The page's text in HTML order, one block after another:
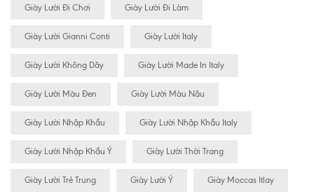
Giày Lười Đi Chơi Giày Lười Đi Làm
Giày Lười Gianni Conti Giày Lười Italy
Giày Lười Không Dây Giày Lười Made In Italy
Giày Lười Màu Đen Giày Lười Màu Nâu
Giày Lười Nhập Khẩu Giày Lười Nhập Khẩu Italy
Giày Lười Nhập Khẩu Ý Giày Lười Thời Trang
Giày Lười Trẻ Trung Giày Lười Ý Giày Moccas Itlay